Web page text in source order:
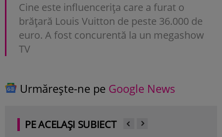
Cine este influencerița care a furat o
brățară Louis Vuitton de peste 36.000 de
euro. A fost concurentă la un megashow
TV
Urmărește-ne pe Google News
PE ACELAȘI SUBIECT